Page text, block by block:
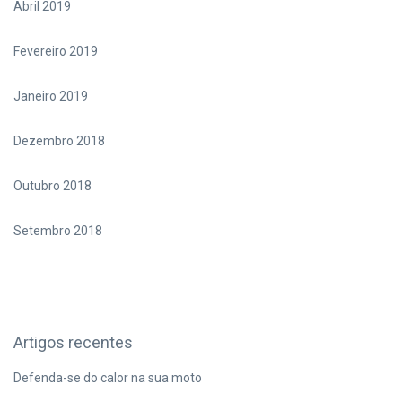
Abril 2019
Fevereiro 2019
Janeiro 2019
Dezembro 2018
Outubro 2018
Setembro 2018
Artigos recentes
Defenda-se do calor na sua moto